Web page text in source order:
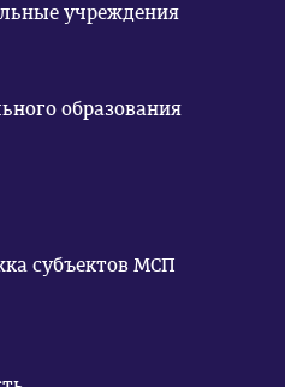
учреждения
образования
субъектов МСП